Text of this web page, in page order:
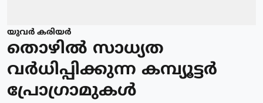
യുവര്‍ കരിയര്‍
തൊഴില്‍ സാധ്യത
വര്‍ധിപ്പിക്കുന്ന കമ്പ്യൂട്ടര്‍
പ്രോഗ്രാമുകള്‍